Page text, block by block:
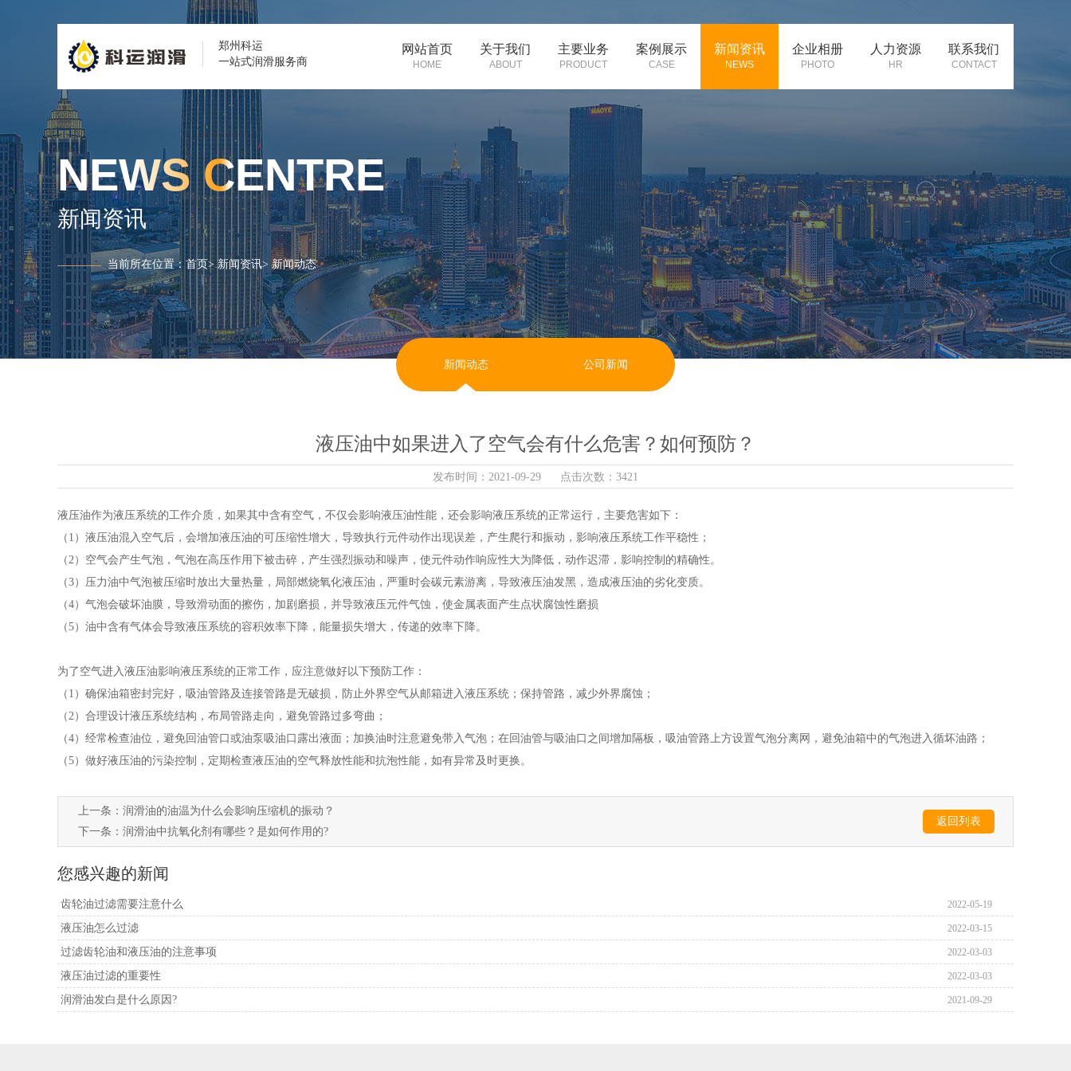
郑州科运
一站式润滑服务商
网站首页
HOME
关于我们
ABOUT
主要业务
PRODUCT
案例展示
CASE
新闻资讯
NEWS
企业相册
PHOTO
人力资源
HR
联系我们
CONTACT
NEWS CENTRE
新闻资讯
当前所在位置：首页>新闻资讯>新闻动态
新闻动态 公司新闻
液压油中如果进入了空气会有什么危害？如何预防？
发布时间：2021-09-29 点击次数：3421
液压油作为液压系统的工作介质，如果其中含有空气，不仅会影响液压油性能，还会影响液压系统的正常运行，主要危害如下：
（1）液压油混入空气后，会增加液压油的可压缩性增大，导致执行元件动作出现误差，产生爬行和振动，影响液压系统工作平稳性；
（2）空气会产生气泡，气泡在高压作用下被击碎，产生强烈振动和噪声，使元件动作响应性大为降低，动作迟滞，影响控制的精确性。
（3）压力油中气泡被压缩时放出大量热量，局部燃烧氧化液压油，严重时会碳元素游离，导致液压油发黑，造成液压油的劣化变质。
（4）气泡会破坏油膜，导致滑动面的擦伤，加剧磨损，并导致液压元件气蚀，使金属表面产生点状腐蚀性磨损
（5）油中含有气体会导致液压系统的容积效率下降，能量损失增大，传递的效率下降。
为了空气进入液压油影响液压系统的正常工作，应注意做好以下预防工作：
（1）确保油箱密封完好，吸油管路及连接管路是无破损，防止外界空气从邮箱进入液压系统；保持管路，减少外界腐蚀；
（2）合理设计液压系统结构，布局管路走向，避免管路过多弯曲；
（4）经常检查油位，避免回油管口或油泵吸油口露出液面；加换油时注意避免带入气泡；在回油管与吸油口之间增加隔板，吸油管路上方设置气泡分离网，避免油箱中的气泡进入循坏油路；
（5）做好液压油的污染控制，定期检查液压油的空气释放性能和抗泡性能，如有异常及时更换。
上一条： 润滑油的油温为什么会影响压缩机的振动？
下一条： 润滑油中抗氧化剂有哪些？是如何作用的?
返回列表
您感兴趣的新闻
齿轮油过滤需要注意什么 2022-05-19
液压油怎么过滤 2022-03-15
过滤齿轮油和液压油的注意事项 2022-03-03
液压油过滤的重要性 2022-03-03
润滑油发白是什么原因? 2021-09-29